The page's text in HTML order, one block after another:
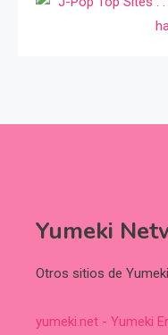
Yumeki
Otros sitios de
yumeki.net - Yumeki